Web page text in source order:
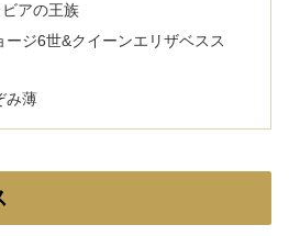
アの王族
ージ6世&クイーンエリザベスス
み薄